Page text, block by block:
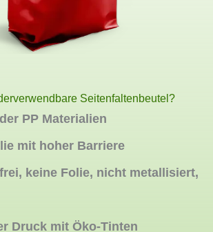
Seitenfaltenbeutel?
PP Materialien
mit hoher Barriere
keine Folie, nicht metallisiert,
Druck mit Öko-Tinten